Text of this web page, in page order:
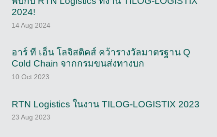
2024!
14 Aug 2024
อาร์ ที เอ็น โลจิสติคส์ คว้ารางวัลมาตรฐาน Q
Cold Chain จากกรมขนส่งทางบก
10 Oct 2023
RTN Logistics ในงาน TILOG-LOGISTIX 2023
23 Aug 2023